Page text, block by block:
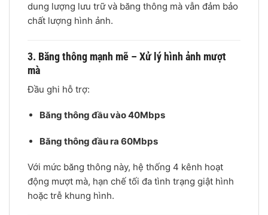
dung lượng lưu trữ và băng thông mà vẫn đảm bảo
chất lượng hình ảnh.
3. Băng thông mạnh mẽ – Xử lý hình ảnh mượt
mà
Đầu ghi hỗ trợ:
Băng thông đầu vào 40Mbps
Băng thông đầu ra 60Mbps
Với mức băng thông này, hệ thống 4 kênh hoạt
động mượt mà, hạn chế tối đa tình trạng giật hình
hoặc trễ khung hình.